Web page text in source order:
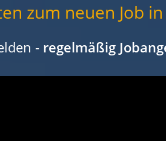
zum neuen Job
- regelmäßig